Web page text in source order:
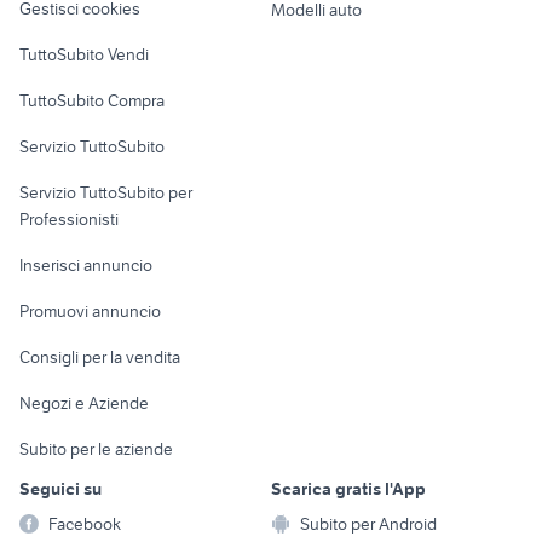
Informatica
Console e
Fotografia
Telefonia
Biciclette
Gestisci cookies
TuttoSubito Vendi
TuttoSubito Compra
Servizio TuttoSubito
Servizio TuttoSubito per
Professionisti
Inserisci annuncio
Promuovi annuncio
Consigli per la vendita
Negozi e Aziende
Subito per le aziende
Modelli auto
Seguici su
Facebook
Scarica gratis l'App
Subito per Android